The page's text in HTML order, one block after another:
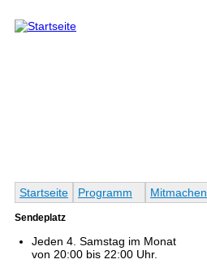
Direkt zum Inhalt
Startseite Programm Mitmachen
Sendeplatz
Jeden 4. Samstag im Monat
von 20:00 bis 22:00 Uhr.